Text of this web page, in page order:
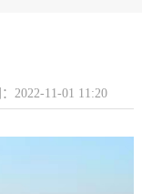
2022-11-01 11:20